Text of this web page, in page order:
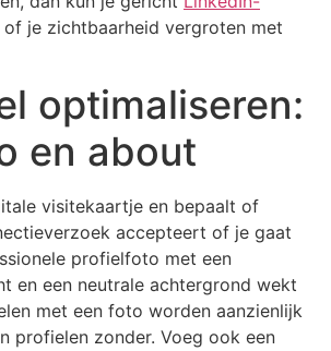
of je zichtbaarheid vergroten met
optimaliseren:
en about
visitekaartje en bepaalt of
accepteert of je gaat
profielfoto met een
en een neutrale achtergrond wekt
met een foto worden aanzienlijk
profielen zonder. Voeg ook een